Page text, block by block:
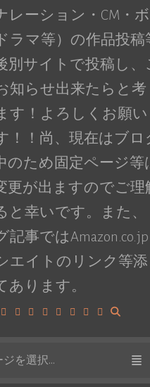
レーション・CM・ボ
ラマ等）の作品投稿
別サイトで投稿し、
知らせ出来たらと考
す！よろしくお願い
！！尚、現在はブロ
のため固定ページ等
更が出ますのでご理
と幸いです。また、
記事ではAmazon.co.jp
エイトのリンク等添
あります。
ジを選択...